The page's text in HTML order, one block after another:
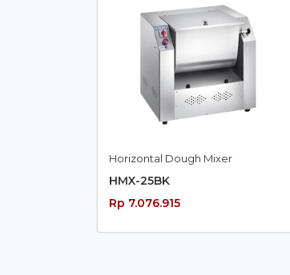
Horizontal Dough Mixer
HMX-25BK
Rp 7.076.915